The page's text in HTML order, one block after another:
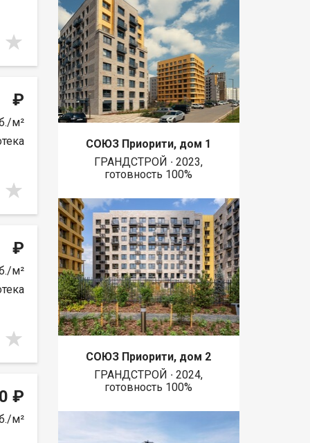
₽
м²
₽
м²
₽
м²
СОЮЗ Приорити, дом 1
ГРАНДСТРОЙ ∙ 2023,
готовность 100%
СОЮЗ Приорити, дом 2
ГРАНДСТРОЙ ∙ 2024,
готовность 100%